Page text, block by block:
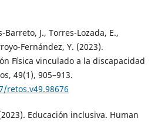
Barreto, J., Torres-Lozada, E.,
Fernández, Y. (2023).
Física vinculado a la discapacidad
49(1), 905–913.
retos.v49.98676
Educación inclusiva. Human